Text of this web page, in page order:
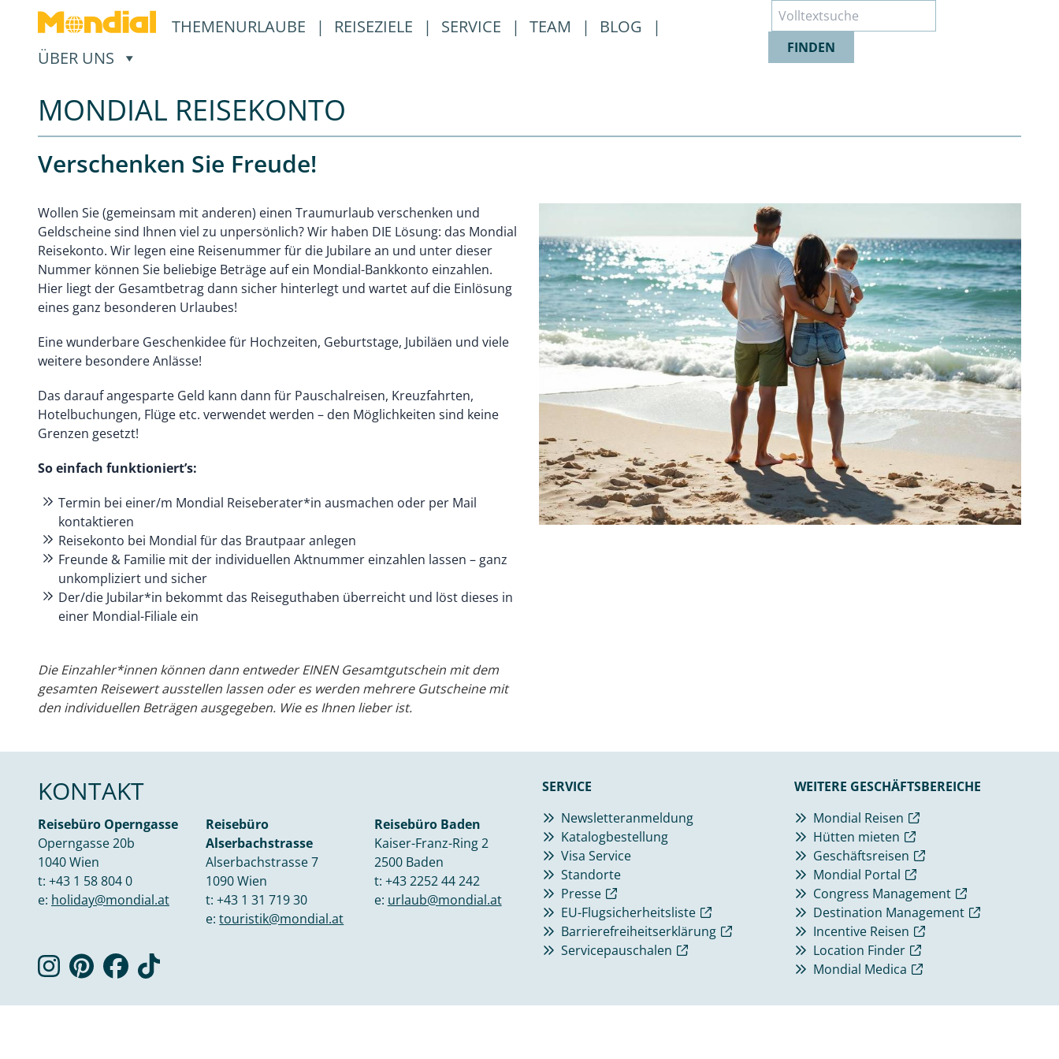
THEMENURLAUBE | REISEZIELE | SERVICE | TEAM | BLOG
|
ÜBER UNS , ÖFFNET EIN UNTERMENÜ
Suche
FINDEN
MONDIAL REISEKONTO
Verschenken Sie Freude!
Wollen Sie (gemeinsam mit anderen) einen Traumurlaub verschenken und
Geldscheine sind Ihnen viel zu unpersönlich? Wir haben DIE Lösung: das Mondial
Reisekonto. Wir legen eine Reisenummer für die Jubilare an und unter dieser
Nummer können Sie beliebige Beträge auf ein Mondial-Bankkonto einzahlen.
Hier liegt der Gesamtbetrag dann sicher hinterlegt und wartet auf die Einlösung
eines ganz besonderen Urlaubes!
Eine wunderbare Geschenkidee für Hochzeiten, Geburtstage, Jubiläen und viele
weitere besondere Anlässe!
Das darauf angesparte Geld kann dann für Pauschalreisen, Kreuzfahrten,
Hotelbuchungen, Flüge etc. verwendet werden – den Möglichkeiten sind keine
Grenzen gesetzt!
So einfach funktioniert’s:
Termin bei einer/m Mondial Reiseberater*in ausmachen oder per Mail
kontaktieren
Reisekonto bei Mondial für das Brautpaar anlegen
Freunde & Familie mit der individuellen Aktnummer einzahlen lassen – ganz
unkompliziert und sicher
Der/die Jubilar*in bekommt das Reiseguthaben überreicht und löst dieses in
einer Mondial-Filiale ein
Die Einzahler*innen können dann entweder EINEN Gesamtgutschein mit dem
gesamten Reisewert ausstellen lassen oder es werden mehrere Gutscheine mit
den individuellen Beträgen ausgegeben. Wie es Ihnen lieber ist.
KONTAKT
Reisebüro Operngasse
Operngasse 20b
1040 Wien
t: +43 1 58 804 0
e: holiday@mondial.at
Reisebüro
Alserbachstrasse
Alserbachstrasse 7
1090 Wien
t:+43 1 31 719 30
e:touristik@mondial.at
Reisebüro Baden
Kaiser-Franz-Ring 2
2500 Baden
t: +43 2252 44 242
e: urlaub@mondial.at
SERVICE
Newsletteranmeldung
Katalogbestellung
Visa Service
Standorte
Presse
EU-Flugsicherheitsliste
Barrierefreiheitserklärung
Servicepauschalen
WEITERE GESCHÄFTSBEREICHE
Mondial Reisen
Hütten mieten
Geschäftsreisen
Mondial Portal
Congress Management
Destination Management
Incentive Reisen
Location Finder
Mondial Medica